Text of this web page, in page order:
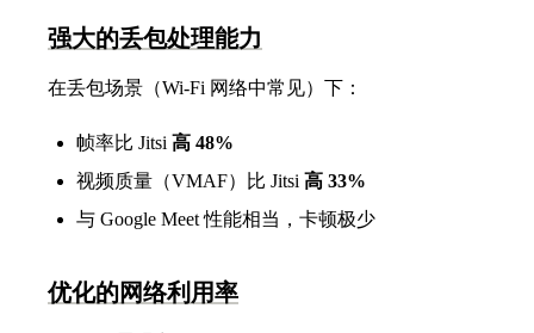
强大的丢包处理能力
在丢包场景（Wi-Fi 网络中常见）下：
帧率比 Jitsi 高 48%
视频质量（VMAF）比 Jitsi 高 33%
与 Google Meet 性能相当，卡顿极少
优化的网络利用率